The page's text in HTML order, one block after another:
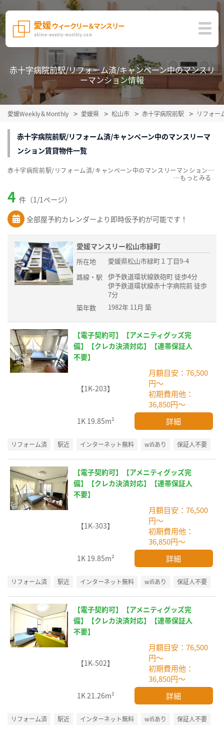
赤十字病院前駅/リフォーム済/キャンペーン中のマンスリ
ーマンション情報
愛媛Weekly＆Monthly 愛媛県 松山市 赤十字病院前駅 リフォー
赤十字病院前駅/リフォーム済/キャンペーン中のマンスリーマ
ンション賃貸物件一覧
4 件（1/1ページ）
全部屋予約カレンダーより即時仮予約が可能です！
愛媛マンスリー松山市緑町
所在地
愛媛県松山市緑町１丁目9-4
路線・駅
伊予鉄道環状線鉄砲町 徒歩4分
伊予鉄道環状線赤十字病院前 徒歩
7分
築年数
1982年 11月 築
【電子契約可】【アメニティグッズ完
備】【クレカ決済対応】【連帯保証人
不要】
【1K-203】
月額目安：76,500
円～
初期費用他：
36,850円～
1K 19.85m² 詳細
リフォーム済 駅近 インターネット無料 wifiあり 保証人不要
【電子契約可】【アメニティグッズ完
備】【クレカ決済対応】【連帯保証人
不要】
【1K-303】
月額目安：76,500
円～
初期費用他：
36,850円～
1K 19.85m² 詳細
リフォーム済 駅近 インターネット無料 wifiあり 保証人不要
【電子契約可】【アメニティグッズ完
備】【クレカ決済対応】【連帯保証人
不要】
【1K-502】
月額目安：76,500
円～
初期費用他：
36,850円～
1K21.26m² 詳細
リフォーム済 駅近 インターネット無料 wifiあり 保証人不要
赤十字病院前駅/リフォーム済/キャンペーン中のマンスリーマンション賃貸物件一覧を掲載中。敷金・礼金無料、家具・家電付をご紹介。こだわり条件での絞込みも簡単！
…